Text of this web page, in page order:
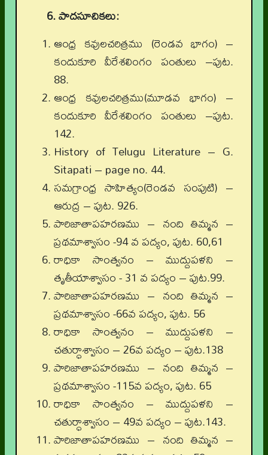
6. పాదసూచికలు:
ఆంధ్ర కవులచరిత్రము (రెండవ భాగం) –
కందుకూరి వీరేశలింగం పంతులు –పుట.
88.
ఆంధ్ర కవులచరిత్రము(మూడవ భాగం) –
కందుకూరి వీరేశలింగం పంతులు –పుట.
142.
History of Telugu Literature – G.
Sitapati – page no. 44.
సమగ్రాంధ్ర సాహిత్యం(రెండవ సంపుటి) –
ఆరుద్ర – పుట. 926.
పారిజాతాపహరణము – నంది తిమ్మన –
ప్రథమాశ్వాసం -94 వ పద్యం, పుట. 60,61
రాధికా సాంత్వనం – ముద్దుపళని –
తృతీయాశ్వాసం - 31 వ పద్యం – పుట.99.
పారిజాతాపహరణము – నంది తిమ్మన –
ప్రథమాశ్వాసం -66వ పద్యం, పుట. 56
రాధికా సాంత్వనం – ముద్దుపళని –
చతుర్ధాశ్వాసం – 26వ పద్యం – పుట.138
పారిజాతాపహరణము – నంది తిమ్మన –
ప్రథమాశ్వాసం -115వ పద్యం, పుట. 65
రాధికా సాంత్వనం – ముద్దుపళని –
చతుర్ధాశ్వాసం – 49వ పద్యం – పుట.143.
పారిజాతాపహరణము – నంది తిమ్మన –